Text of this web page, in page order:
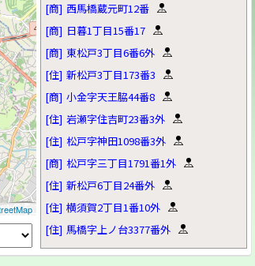
[商] 西馬橋蔵元町12番
[商] 日暮1丁目15番17
[商] 東松戸3丁目6番6外
[住] 新松戸3丁目173番3
[商] 小金字天王脇44番8
[住] 岩瀬字住吉町23番3外
[住] 松戸字神田1098番3外
[商] 松戸字三丁目1791番1外
[住] 新松戸6丁目24番外
[住] 横須賀2丁目1番10外
[住] 馬橋字上ノ台3377番外
[住] 北松戸2丁目15番3